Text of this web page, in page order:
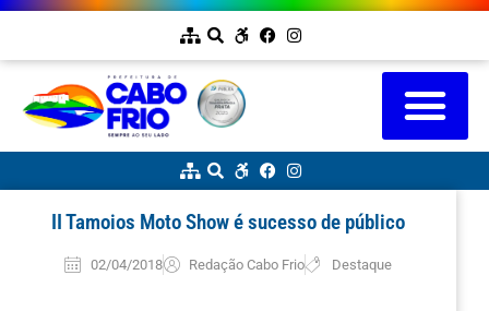
II Tamoios Moto Show é sucesso de público
02/04/2018 Redação Cabo Frio Destaque